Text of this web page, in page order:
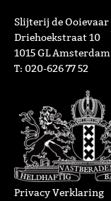
Slijterij de Ooievaar
Driehoekstraat 10
1015 GL Amsterdam
T: 020-626 77 52
Privacy Verklaring